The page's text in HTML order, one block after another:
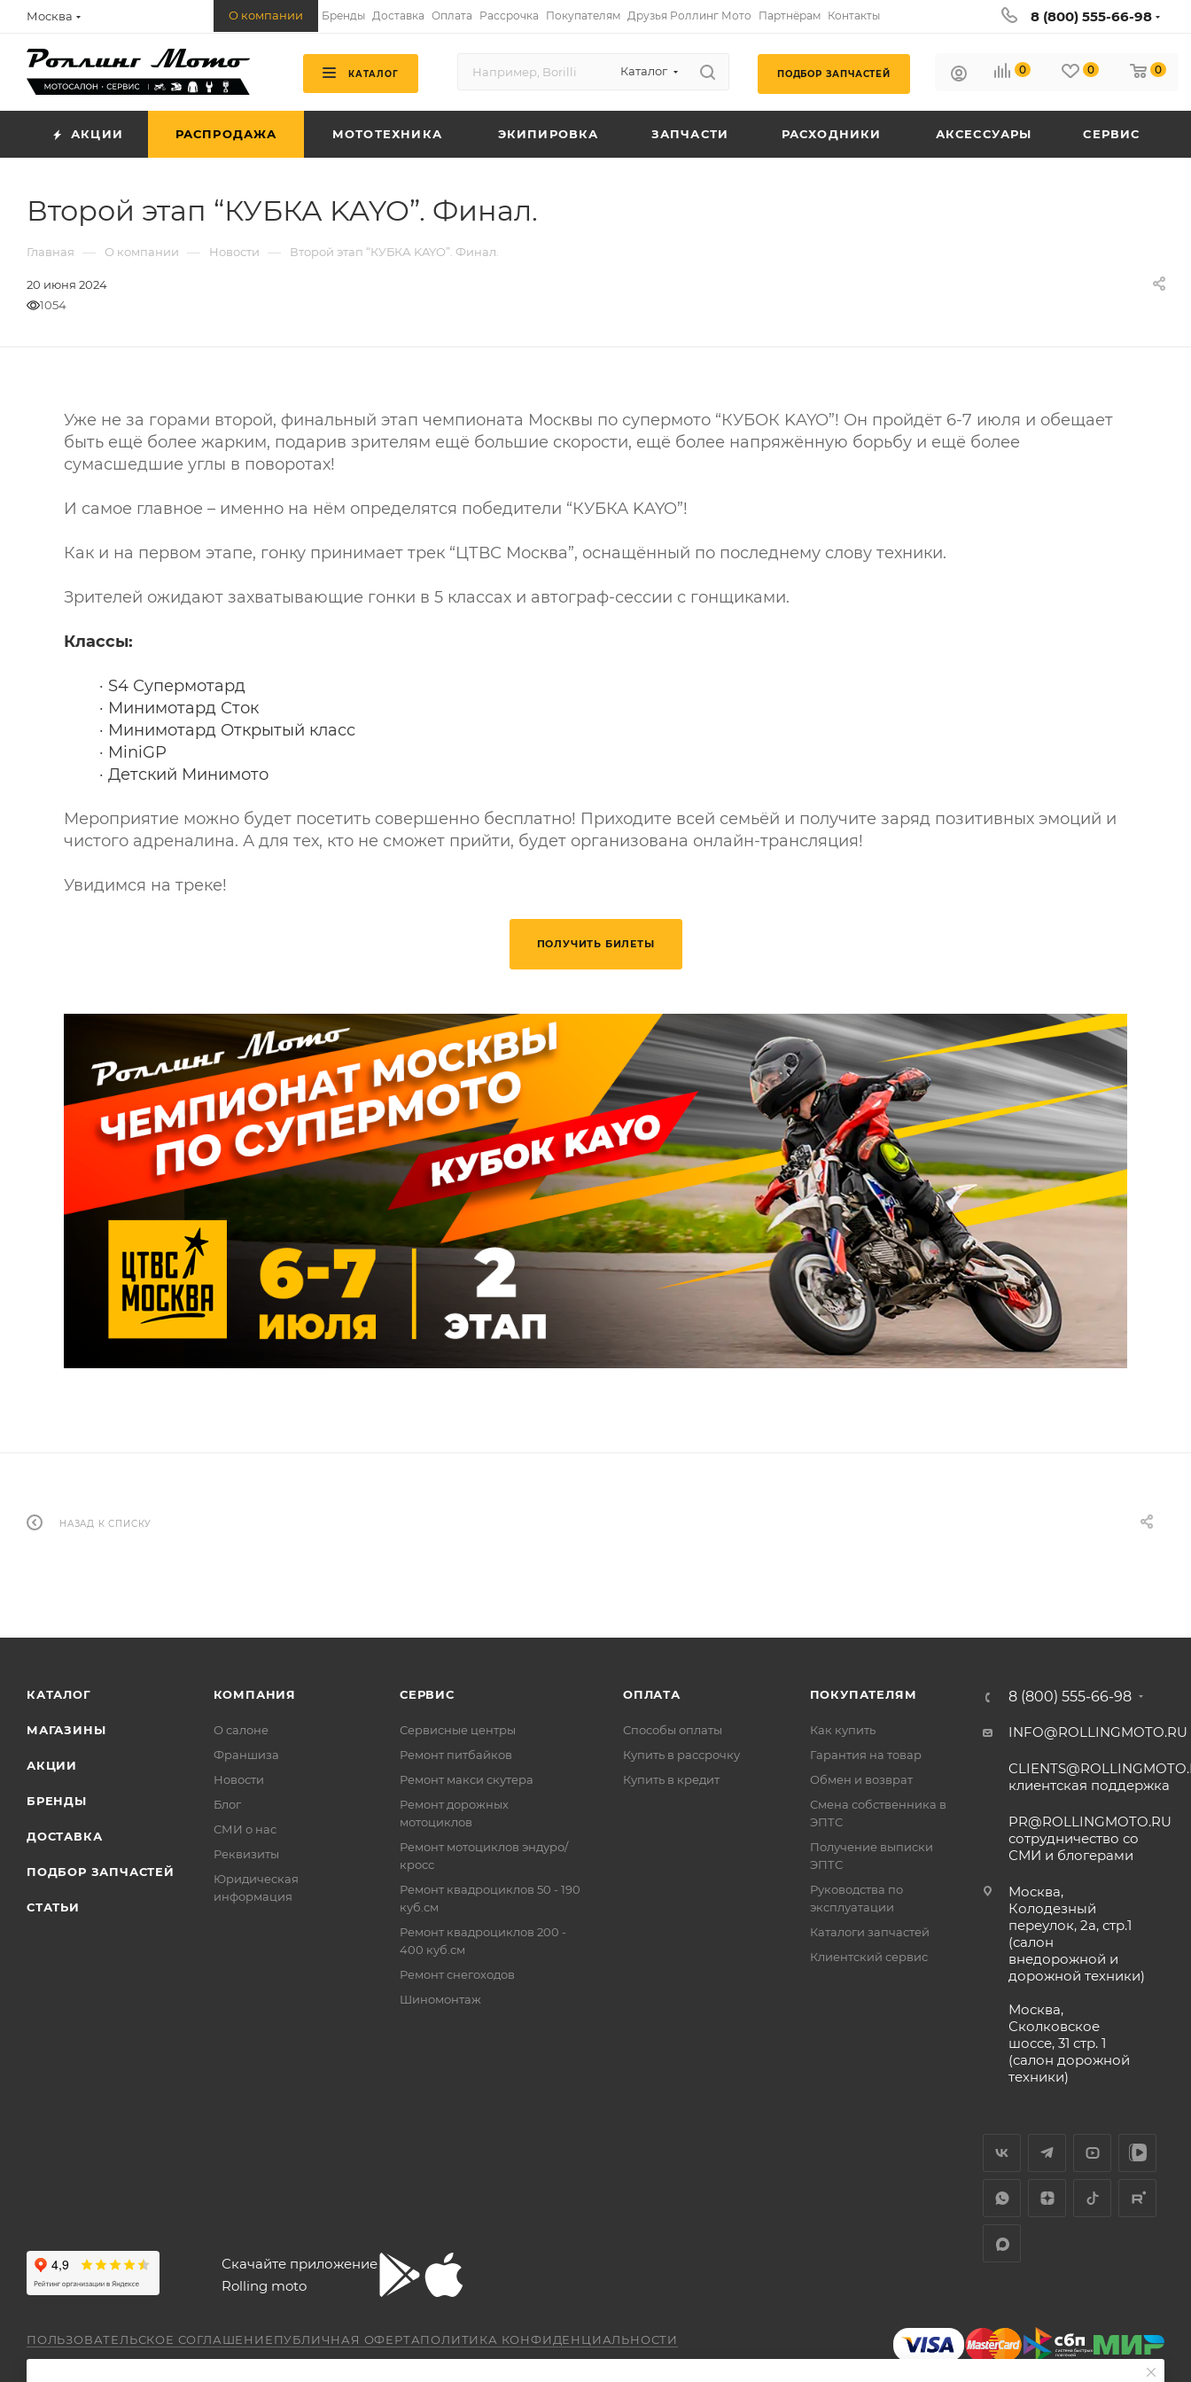
Москва О компании Бренды Доставка Оплата Рассрочка Покупателям Друзья Роллинг Мото Партнёрам Контакты 8 (800) 555-66-98
КАТАЛОГ Каталог ПОДБОР ЗАПЧАСТЕЙ 0 0 0
АКЦИИ РАСПРОДАЖА МОТОТЕХНИКА ЭКИПИРОВКА ЗАПЧАСТИ РАСХОДНИКИ АКСЕССУАРЫ СЕРВИС
Второй этап “КУБКА KAYO”. Финал.
Главная — О компании — Новости — Второй этап “КУБКА KAYO”. Финал.
20 июня 2024
1054
Уже не за горами второй, финальный этап чемпионата Москвы по супермото “КУБОК KAYO”! Он пройдёт 6-7 июля и обещает
быть ещё более жарким, подарив зрителям ещё большие скорости, ещё более напряжённую борьбу и ещё более
сумасшедшие углы в поворотах!
И самое главное – именно на нём определятся победители “КУБКА KAYO”!
Как и на первом этапе, гонку принимает трек “ЦТВС Москва”, оснащённый по последнему слову техники.
Зрителей ожидают захватывающие гонки в 5 классах и автограф-сессии с гонщиками.
Классы:
· S4 Супермотард
· Минимотард Сток
· Минимотард Открытый класс
· MiniGP
· Детский Минимото
Мероприятие можно будет посетить совершенно бесплатно! Приходите всей семьёй и получите заряд позитивных эмоций и
чистого адреналина. А для тех, кто не сможет прийти, будет организована онлайн-трансляция!
Увидимся на треке!
ПОЛУЧИТЬ БИЛЕТЫ
НАЗАД К СПИСКУ
КАТАЛОГ
МАГАЗИНЫ
АКЦИИ
БРЕНДЫ
ДОСТАВКА
ПОДБОР ЗАПЧАСТЕЙ
СТАТЬИ
КОМПАНИЯ
О салоне
Франшиза
Новости
Блог
СМИ о нас
Реквизиты
Юридическая
информация
СЕРВИС
Сервисные центры
Ремонт питбайков
Ремонт макси скутера
Ремонт дорожных
мотоциклов
Ремонт мотоциклов эндуро/
кросс
Ремонт квадроциклов 50 - 190
куб.см
Ремонт квадроциклов 200 -
400 куб.см
Ремонт снегоходов
Шиномонтаж
ОПЛАТА
Способы оплаты
Купить в рассрочку
Купить в кредит
ПОКУПАТЕЛЯМ
Как купить
Гарантия на товар
Обмен и возврат
Смена собственника в
ЭПТС
Получение выписки
ЭПТС
Руководства по
эксплуатации
Каталоги запчастей
Клиентский сервис
8 (800) 555-66-98
INFO@ROLLINGMOTO.RU
клиентская поддержка
PR@ROLLINGMOTO.RU
сотрудничество со
СМИ и блогерами
Москва,
Колодезный
переулок, 2а, стр.1
(салон
внедорожной и
дорожной техники)
Москва,
Сколковское
шоссе, 31 стр. 1
(салон дорожной
техники)
Скачайте приложение
Rolling moto
ПОЛЬЗОВАТЕЛЬСКОЕ СОГЛАШЕНИЕПУБЛИЧНАЯ ОФЕРТАПОЛИТИКА КОНФИДЕНЦИАЛЬНОСТИ